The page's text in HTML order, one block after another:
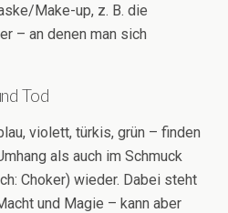
Make-up, z. B. die
– an denen man sich
Tod
violett, türkis, grün – finden
als auch im Schmuck
Choker) wieder. Dabei steht
und Magie – kann aber